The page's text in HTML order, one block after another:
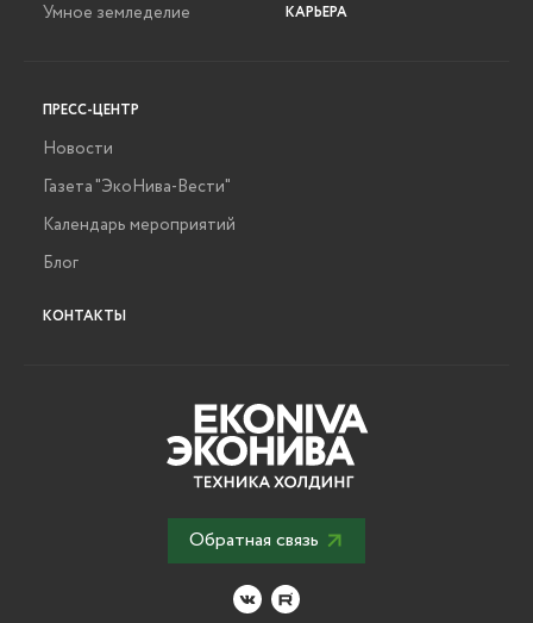
Умное земледелие
КАРЬЕРА
ПРЕСС-ЦЕНТР
Новости
Газета "ЭкоНива-Вести"
Календарь мероприятий
Блог
КОНТАКТЫ
Обратная связь